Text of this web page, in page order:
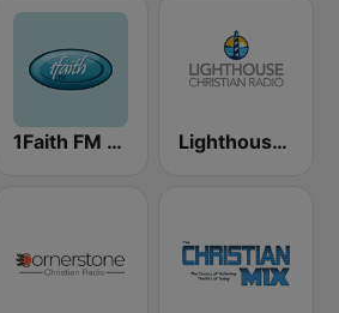
1Faith FM - Christian Worship Lighthouse Christian Radio